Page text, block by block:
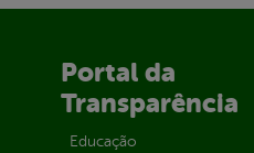
Portal da
Transparência
Educação